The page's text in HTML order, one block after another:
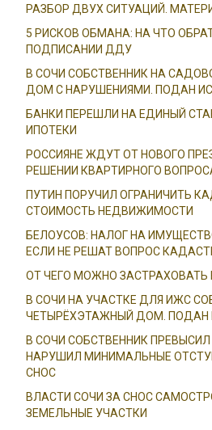
РАЗБОР ДВУХ СИТУАЦИЙ.
5 РИСКОВ ОБМАНА: НА ЧТО
ПОДПИСАНИИ ДДУ
В СОЧИ СОБСТВЕННИК НА
ДОМ С НАРУШЕНИЯМИ. ПОДАН
БАНКИ ПЕРЕШЛИ НА ЕДИНЫЙ
ИПОТЕКИ
РОССИЯНЕ ЖДУТ ОТ НОВОГО
РЕШЕНИИ КВАРТИРНОГО
ПУТИН ПОРУЧИЛ ОГРАНИЧИТЬ
СТОИМОСТЬ НЕДВИЖИМОСТИ
БЕЛОУСОВ: НАЛОГ НА
ЕСЛИ НЕ РЕШАТ ВОПРОС
ОТ ЧЕГО МОЖНО ЗАСТРАХОВАТЬ
В СОЧИ НА УЧАСТКЕ ДЛЯ ИЖС
ЧЕТЫРЁХЭТАЖНЫЙ ДОМ. ПОДАН
В СОЧИ СОБСТВЕННИК
НАРУШИЛ МИНИМАЛЬНЫЕ
СНОС
ВЛАСТИ СОЧИ ЗА СНОС
ЗЕМЕЛЬНЫЕ УЧАСТКИ